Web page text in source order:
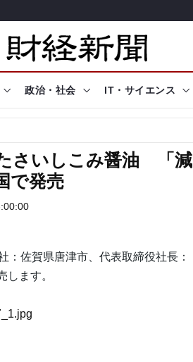
政治・社会 IT・サイエンス
さいしこみ醤油 「減
で発売
：佐賀県唐津市、代表取締役社長：
ます。